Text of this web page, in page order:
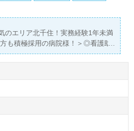
のエリア北千住！実務経験1年未満
も積極採用の病院様！＞◎看護助
円～300,000円/賞与2回】
ご応募可能！＊『北千住駅』徒歩
床60床、障がい者病床50床）『す
き病院（本部：東京都足立区）様
心に10の診療科を持つ病院を展開